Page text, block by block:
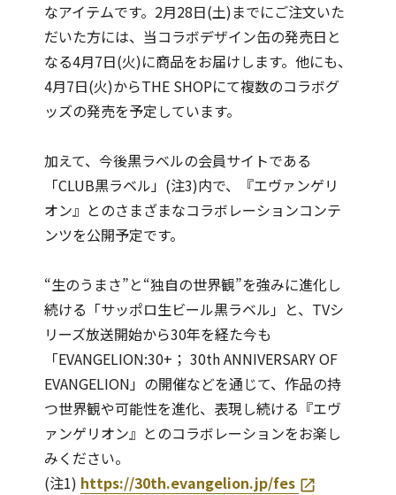
なアイテムです。2月28日(土)までにご注文いた
だいた方には、当コラボデザイン缶の発売日と
なる4月7日(火)に商品をお届けします。他にも、
4月7日(火)からTHE SHOPにて複数のコラボグ
ッズの発売を予定しています。
加えて、今後黒ラベルの会員サイトである
「CLUB黒ラベル」(注3)内で、『エヴァンゲリ
オン』とのさまざまなコラボレーションコンテ
ンツを公開予定です。
“生のうまさ”と“独自の世界観”を強みに進化し
続ける「サッポロ生ビール黒ラベル」と、TVシ
リーズ放送開始から30年を経た今も
「EVANGELION:30+； 30th ANNIVERSARY OF
EVANGELION」の開催などを通じて、作品の持
つ世界観や可能性を進化、表現し続ける『エヴ
ァンゲリオン』とのコラボレーションをお楽し
みください。
(注1) https://30th.evangelion.jp/fes